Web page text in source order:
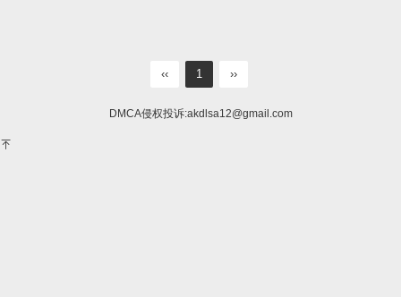
‹‹ 1 ››
DMCA侵权投诉:akdlsa12@gmail.com